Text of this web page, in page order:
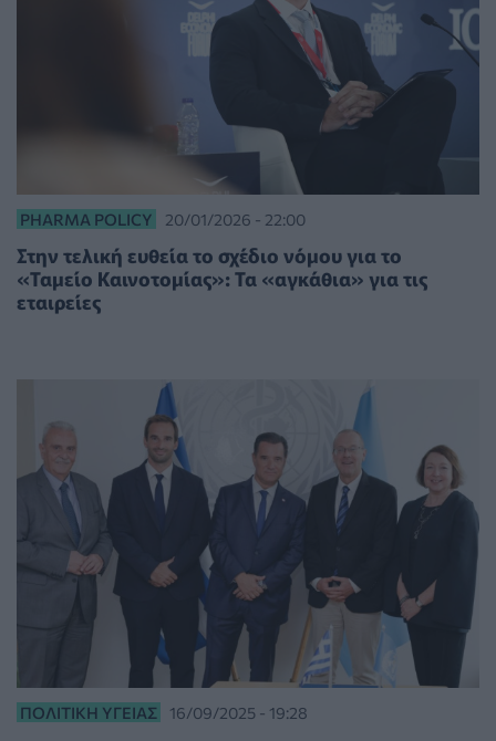
PHARMA POLICY 20/01/2026 - 22:00
Στην τελική ευθεία το σχέδιο νόμου για το
«Ταμείο Καινοτομίας»: Τα «αγκάθια» για τις
εταιρείες
ΠΟΛΙΤΙΚΉ ΥΓΕΊΑΣ 16/09/2025 - 19:28